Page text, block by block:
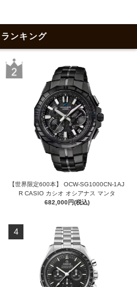
ンキング
【世界限定600本】 OCW-SG1000CN-1AJ
R CASIO カシオ オシアナス マンタ
682,000円(税込)
4